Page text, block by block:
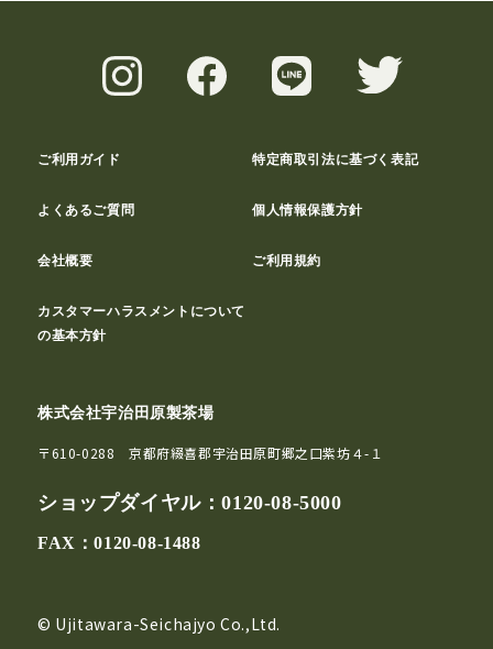
ご利用ガイド 特定商取引法に基づく表記
よくあるご質問 個人情報保護方針
会社概要 ご利用規約
カスタマーハラスメントについて
の基本方針
株式会社宇治田原製茶場
〒610-0288 京都府綴喜郡宇治田原町郷之口紫坊４-１
ショップダイヤル：0120-08-5000
FAX：0120-08-1488
© Ujitawara-Seichajyo Co.,Ltd.